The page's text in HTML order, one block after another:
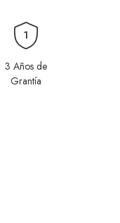
3 Años de
Grantía